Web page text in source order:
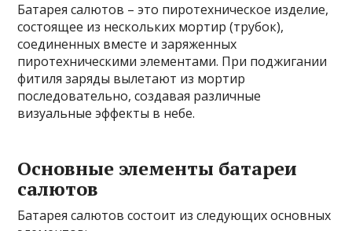
Батарея салютов – это пиротехническое изделие,
состоящее из нескольких мортир (трубок),
соединенных вместе и заряженных
пиротехническими элементами. При поджигании
фитиля заряды вылетают из мортир
последовательно, создавая различные
визуальные эффекты в небе.
Основные элементы батареи
салютов
Батарея салютов состоит из следующих основных